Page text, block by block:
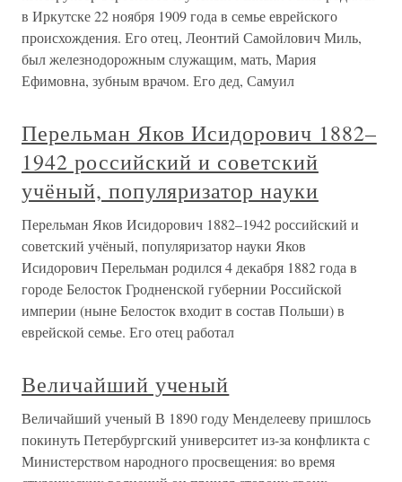
в Иркутске 22 ноября 1909 года в семье еврейского
происхождения. Его отец, Леонтий Самойлович Миль,
был железнодорожным служащим, мать, Мария
Ефимовна, зубным врачом. Его дед, Самуил
Перельман Яков Исидорович 1882–
1942 российский и советский
учёный, популяризатор науки
Перельман Яков Исидорович 1882–1942 российский и
советский учёный, популяризатор науки Яков
Исидорович Перельман родился 4 декабря 1882 года в
городе Белосток Гродненской губернии Российской
империи (ныне Белосток входит в состав Польши) в
еврейской семье. Его отец работал
Величайший ученый
Величайший ученый В 1890 году Менделееву пришлось
покинуть Петербургский университет из-за конфликта с
Министерством народного просвещения: во время